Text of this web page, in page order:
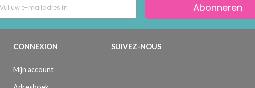
Abonneren
CONNEXION
Mijn account
SUIVEZ-NOUS